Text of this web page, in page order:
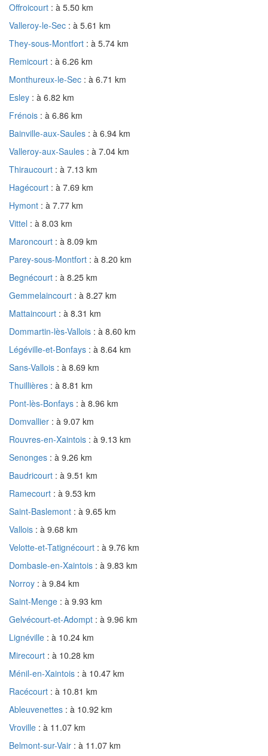
Offroicourt : à 5.50 km
Valleroy-le-Sec : à 5.61 km
They-sous-Montfort : à 5.74 km
Remicourt : à 6.26 km
Monthureux-le-Sec : à 6.71 km
Esley : à 6.82 km
Frénois : à 6.86 km
Bainville-aux-Saules : à 6.94 km
Valleroy-aux-Saules : à 7.04 km
Thiraucourt : à 7.13 km
Hagécourt : à 7.69 km
Hymont : à 7.77 km
Vittel : à 8.03 km
Maroncourt : à 8.09 km
Parey-sous-Montfort : à 8.20 km
Begnécourt : à 8.25 km
Gemmelaincourt : à 8.27 km
Mattaincourt : à 8.31 km
Dommartin-lès-Vallois : à 8.60 km
Légéville-et-Bonfays : à 8.64 km
Sans-Vallois : à 8.69 km
Thuillières : à 8.81 km
Pont-lès-Bonfays : à 8.96 km
Domvallier : à 9.07 km
Rouvres-en-Xaintois : à 9.13 km
Senonges : à 9.26 km
Baudricourt : à 9.51 km
Ramecourt : à 9.53 km
Saint-Baslemont : à 9.65 km
Vallois : à 9.68 km
Velotte-et-Tatignécourt : à 9.76 km
Dombasle-en-Xaintois : à 9.83 km
Norroy : à 9.84 km
Saint-Menge : à 9.93 km
Gelvécourt-et-Adompt : à 9.96 km
Lignéville : à 10.24 km
Mirecourt : à 10.28 km
Ménil-en-Xaintois : à 10.47 km
Racécourt : à 10.81 km
Ableuvenettes : à 10.92 km
Vroville : à 11.07 km
Belmont-sur-Vair : à 11.07 km